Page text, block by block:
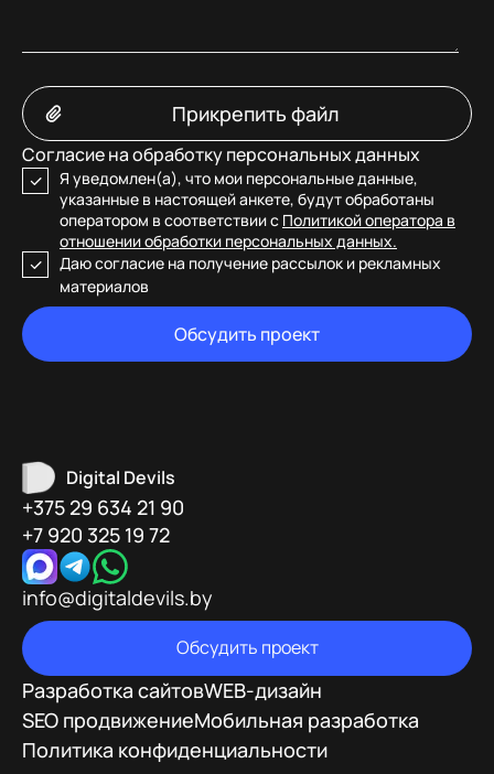
Прикрепить файл
Согласие на обработку персональных данных
Я уведомлен(а), что мои персональные данные,
указанные в настоящей анкете, будут обработаны
оператором в соответствии с Политикой оператора в
отношении обработки персональных данных.
Даю согласие на получение рассылок и рекламных
материалов
Обсудить проект
Digital Devils
+375 29 634 21 90
+7 920 325 19 72
info@digitaldevils.by
Обсудить проект
Разработка сайтовWEB-дизайн
SEO продвижениеМобильная разработка
Политика конфиденциальности